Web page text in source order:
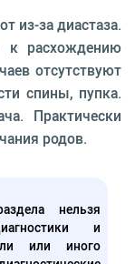
из-за диастаза.
к расхождению
отсутствуют
спины, пупка.
Практически
родов.
нельзя
и
или иного